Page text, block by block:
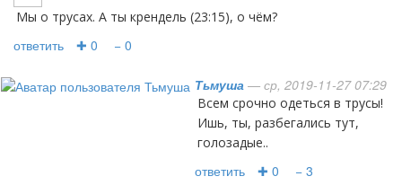
Мы о трусах. А ты крендель (23:15), о чём?
ответить ✚ 0 − 0
Тьмуша — ср, 2019-11-27 07:29
всем срочно одеться в трусы!
Ишь, ты, разбегались тут,
голозадые..
ответить ✚ 0 − 3